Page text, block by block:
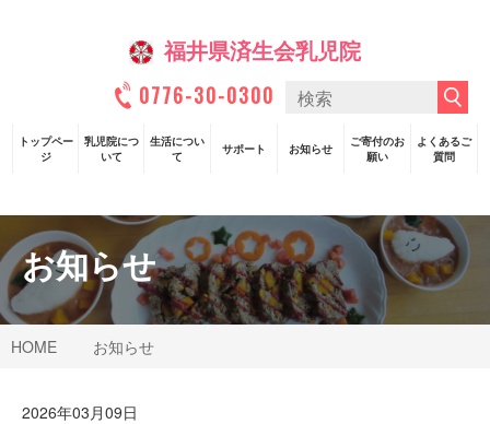
福井県済生会乳児院
0776-30-0300
トップペー
ジ
乳児院につ
いて
生活につい
て
サポート お知らせ
ご寄付のお
願い
よくあるご
質問
お知らせ
HOME お知らせ
2026年03月09日